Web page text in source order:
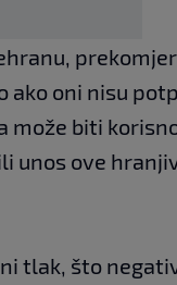
oni nisu
može biti
unos ove
tlak, što